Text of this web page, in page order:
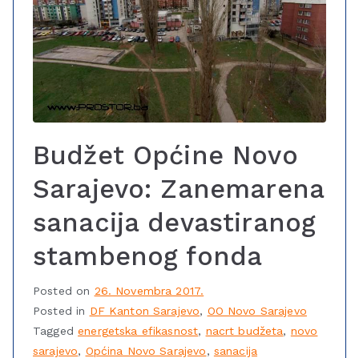
Budžet Općine Novo
Sarajevo: Zanemarena
sanacija devastiranog
stambenog fonda
Posted on 26. Novembra 2017.
Posted in DF Kanton Sarajevo, OO Novo Sarajevo
Taggedenergetska efikasnost, nacrt budžeta, novo
sarajevo, Općina Novo Sarajevo, sanacija